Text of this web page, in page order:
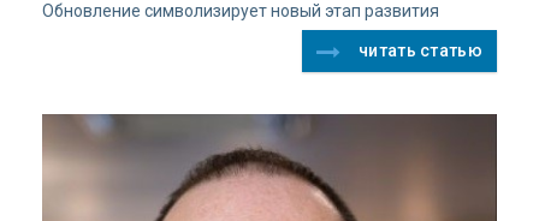
Обновление символизирует новый этап развития
читать статью